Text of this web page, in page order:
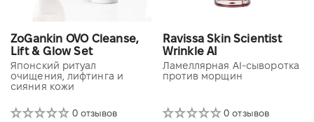
ZoGankin OVO Cleanse,
Lift & Glow Set
Японский ритуал
очищения, лифтинга и
сияния кожи
0 отзывов
Ravissa Skin Scientist
Wrinkle AI
Ламеллярная AI-сыворотка
против морщин
0 отзывов